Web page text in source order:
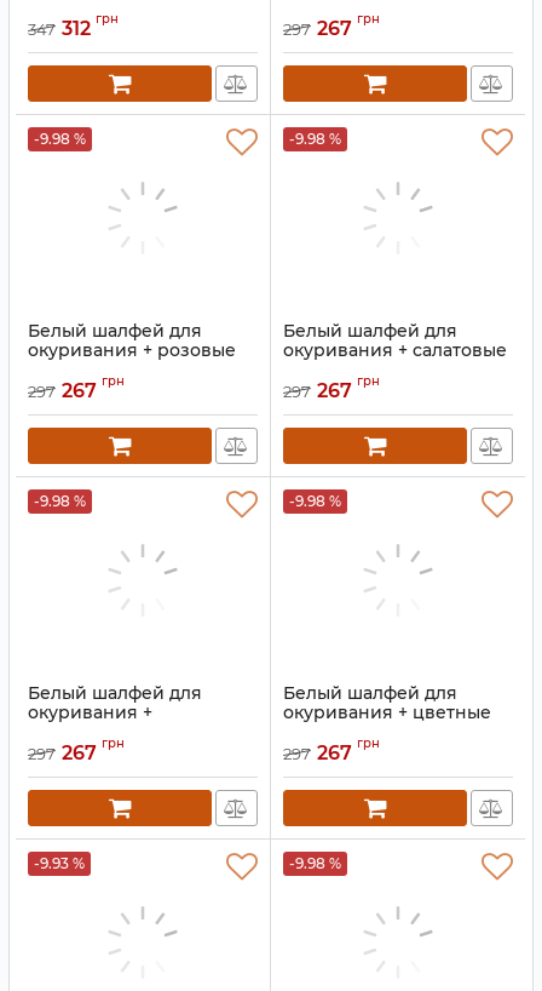
347 312 грн
Артикул: 9131109
297 267 грн
-9.98 %
Белый шалфей для
окуривания + розовые
Артикул: 9131116
297 267 грн
-9.98 %
Белый шалфей для
окуривания + салатовые
Артикул: 9131112
297 267 грн
-9.98 %
Белый шалфей для
окуривания +
Артикул: 9131114
297 267 грн
-9.98 %
Белый шалфей для
окуривания + цветные
Артикул: 9131108
297 267 грн
-9.93 % -9.98 %